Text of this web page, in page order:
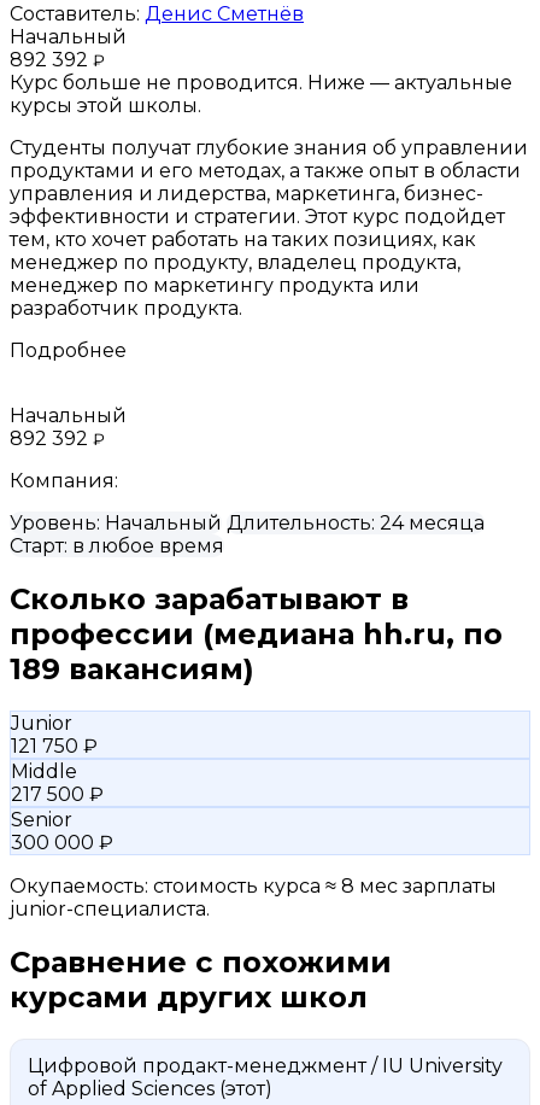
Составитель: Денис Сметнёв
Начальный
892 392 ₽
Курс больше не проводится. Ниже — актуальные
курсы этой школы.
Студенты получат глубокие знания об управлении
продуктами и его методах, а также опыт в области
управления и лидерства, маркетинга, бизнес-
эффективности и стратегии. Этот курс подойдет
тем, кто хочет работать на таких позициях, как
менеджер по продукту, владелец продукта,
менеджер по маркетингу продукта или
разработчик продукта.
Подробнее
Начальный
892 392 ₽
Компания:
Уровень: Начальный Длительность: 24 месяца
Старт: в любое время
Сколько зарабатывают в
профессии (медиана hh.ru, по
189 вакансиям)
Junior
121 750 ₽
Middle
217 500 ₽
Senior
300 000 ₽
Окупаемость: стоимость курса ≈ 8 мес зарплаты
junior-специалиста.
Сравнение с похожими
курсами других школ
Цифровой продакт-менеджмент / IU University
of Applied Sciences (этот)